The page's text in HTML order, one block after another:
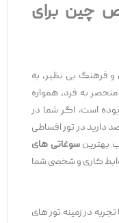
چین برای
بی ‌نظیر، به
به فرد، همواره
است. اگر شما در
در تور اقساطی
سوغاتی‌های
کاری و شخصی شما
در زمینه تور های